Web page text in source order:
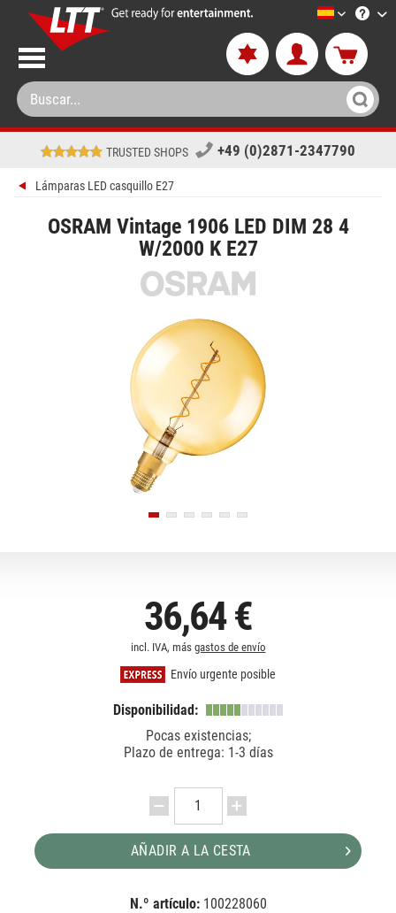
LTT-
TRUSTED SHOPS +49 (0)2871-2347790
Lámparas LED casquillo E27
OSRAM Vintage 1906 LED DIM 28 4
W/2000 K E27
36,64 €
incl. IVA, más gastos de envío
Envío urgente posible
Disponibilidad:
Pocas existencias;
Plazo de entrega: 1-3 días
AÑADIR A LA CESTA
N.º artículo: 100228060